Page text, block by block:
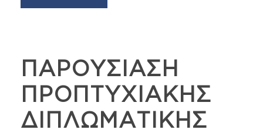
ΠΑΡΟΥΣΙΑΣΗ
ΠΡΟΠΤΥΧΙΑΚΗΣ
ΔΙΠΛΩΜΑΤΙΚΗΣ